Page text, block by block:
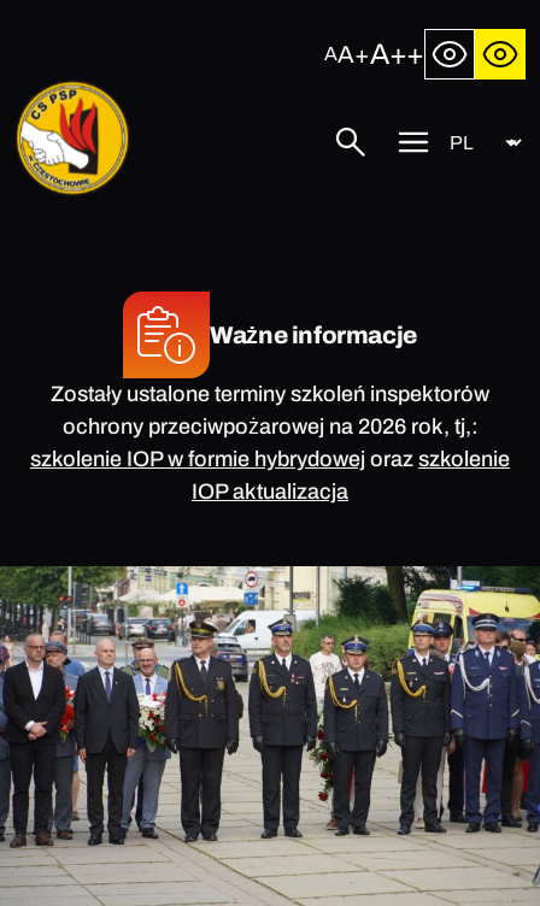
AA+A++
Centralna
Szkoła
Państwowej
SzukajPrzycisk
Język
Ważne informacje
Zostały ustalone terminy szkoleń inspektorów
ochrony przeciwpożarowej na 2026 rok, tj,:
szkolenie IOP w formie hybrydowej oraz szkolenie
IOP aktualizacja